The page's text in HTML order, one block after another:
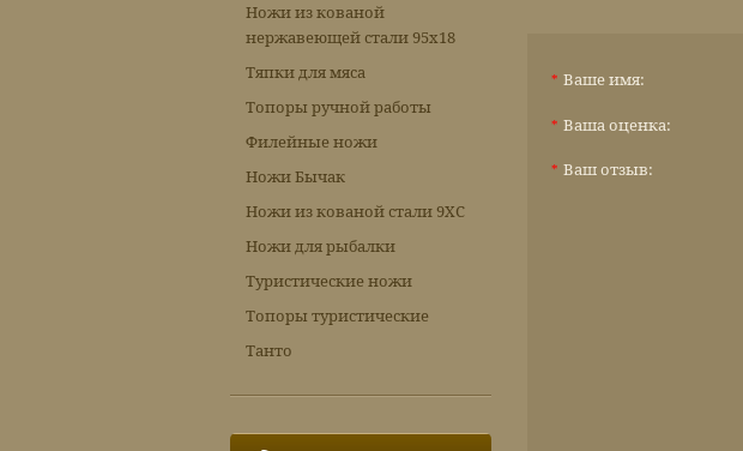
Ваше имя:
*
Ваша оценка:
*
Ваш отзыв:
*
Ножи из кованой
нержавеющей стали 95х18
Тяпки для мяса
Топоры ручной работы
Филейные ножи
Ножи Бычак
Ножи из кованой стали 9ХС
Ножи для рыбалки
Туристические ножи
Топоры туристические
Танто